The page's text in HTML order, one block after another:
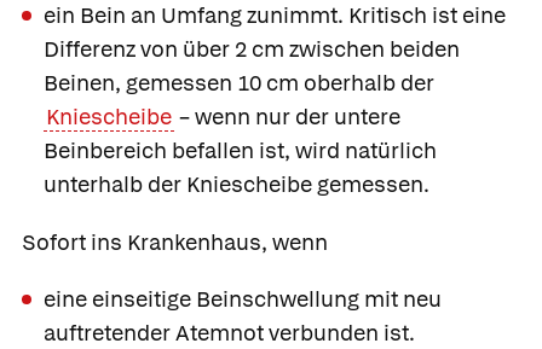
ein Bein an Umfang zunimmt. Kritisch ist eine
Differenz von über 2 cm zwischen beiden
Beinen, gemessen 10 cm oberhalb der
Kniescheibe – wenn nur der untere
Beinbereich befallen ist, wird natürlich
unterhalb der Kniescheibe gemessen.
Sofort ins Krankenhaus, wenn
eine einseitige Beinschwellung mit neu
auftretender Atemnot verbunden ist.